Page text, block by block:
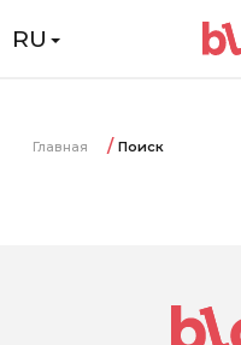
RU
Главная Поиск